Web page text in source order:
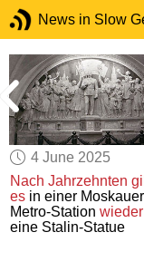
News in Slow
4 June 2025
Nach Jahrzehnten
es in einer Moskauer
Metro-Stationwieder
eine Stalin-Statue